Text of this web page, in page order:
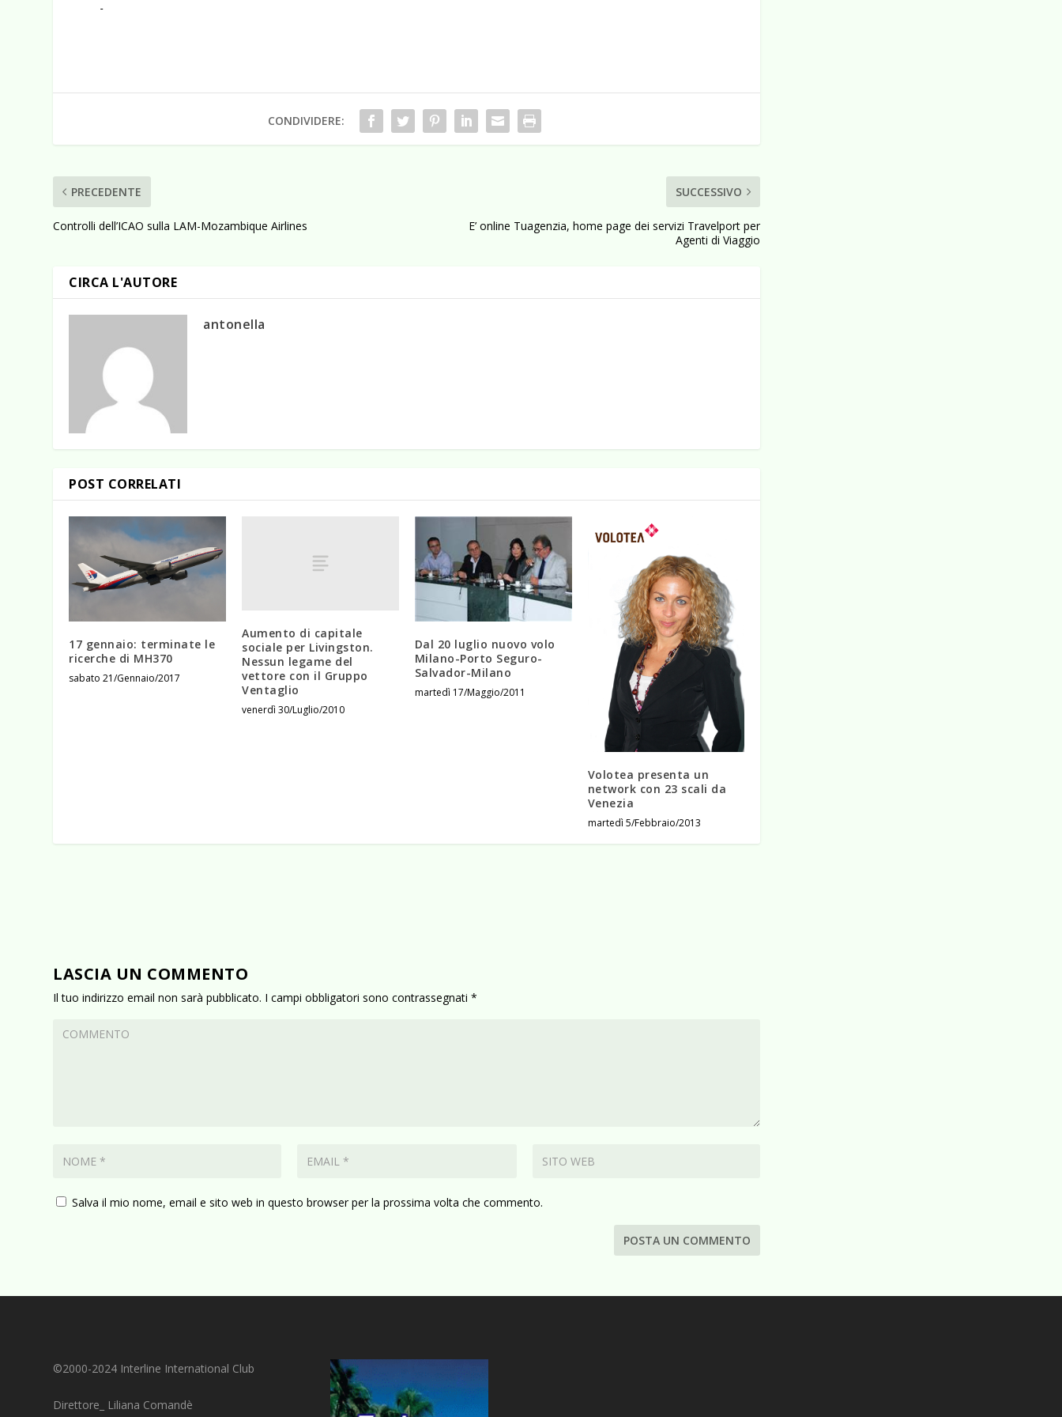
CONDIVIDERE:
PRECEDENTE
Controlli dell’ICAO sulla LAM-Mozambique Airlines
SUCCESSIVO
E’ online Tuagenzia, home page dei servizi Travelport per
Agenti di Viaggio
CIRCA L'AUTORE
antonella
POST CORRELATI
17 gennaio: terminate le
ricerche di MH370
sabato 21/Gennaio/2017
Aumento di capitale
sociale per Livingston.
Nessun legame del
vettore con il Gruppo
Ventaglio
venerdì 30/Luglio/2010
Dal 20 luglio nuovo volo
Milano-Porto Seguro-
Salvador-Milano
martedì 17/Maggio/2011
Volotea presenta un
network con 23 scali da
Venezia
martedì 5/Febbraio/2013
LASCIA UN COMMENTO
Il tuo indirizzo email non sarà pubblicato. I campi obbligatori sono contrassegnati*
Salva il mio nome, email e sito web in questo browser per la prossima volta che commento.
©2000-2024 Interline International Club
Direttore_ Liliana Comandè